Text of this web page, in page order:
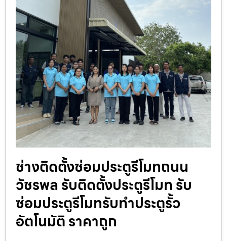
ช่างติดตั้งซ่อมประตูรีโมทถนน
วัชรพล รับติดตั้งประตูรีโมท รับ
ซ่อมประตูรีโมทรับทำประตูรั้ว
อัตโนมัติ ราคาถูก